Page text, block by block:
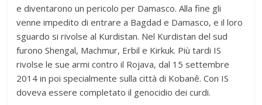
e diventarono un pericolo per Damasco. Alla fine gli
venne impedito di entrare a Bagdad e Damasco, e il loro
sguardo si rivolse al Kurdistan. Nel Kurdistan del sud
furono Shengal, Machmur, Erbil e Kirkuk. Più tardi IS
rivolse le sue armi contro il Rojava, dal 15 settembre
2014 in poi specialmente sulla città di Kobanê. Con IS
doveva essere completato il genocidio dei curdi.